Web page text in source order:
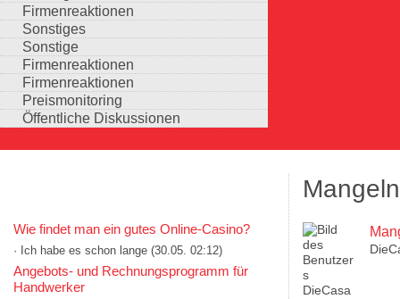
Firmenreaktionen
Sonstiges
Sonstige
Firmenreaktionen
Firmenreaktionen
Preismonitoring
Öffentliche Diskussionen
Wie findet man ein gutes Online-Casino?
· Ich habe es schon lange (30.05. 02:12)
Angebots- und Rechnungsprogramm für
Handwerker
Auswahlmöglichkeiten